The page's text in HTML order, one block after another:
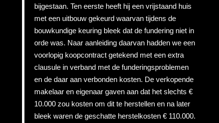
bijgestaan. Ten eerste heeft hij een vrijstaand huis
met een uitbouw gekeurd waarvan tijdens de
bouwkundige keuring bleek dat de fundering niet in
orde was. Naar aanleiding daarvan hadden we een
voorlopig koopcontract getekend met een extra
clausule in verband met de funderingsproblemen
en de daar aan verbonden kosten. De verkopende
makelaar en eigenaar gaven aan dat het slechts €
10.000 zou kosten om dit te herstellen en na later
bleek waren de geschatte herstelkosten € 110.000.